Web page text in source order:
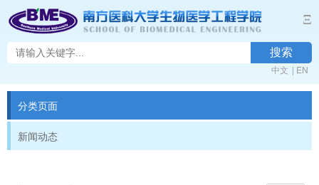
Ξ
搜索
中文 | EN
分类页面
新闻动态